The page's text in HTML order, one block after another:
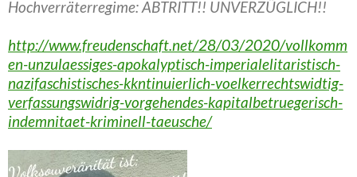
Hochverräterregime: ABTRITT!! UNVERZÜGLICH!!
http://www.freudenschaft.net/28/03/2020/vollkomm
en-unzulaessiges-apokalyptisch-imperialelitaristisch-
nazifaschistisches-kkntinuierlich-voelkerrechtswidtig-
verfassungswidrig-vorgehendes-kapitalbetruegerisch-
indemnitaet-kriminell-taeusche/